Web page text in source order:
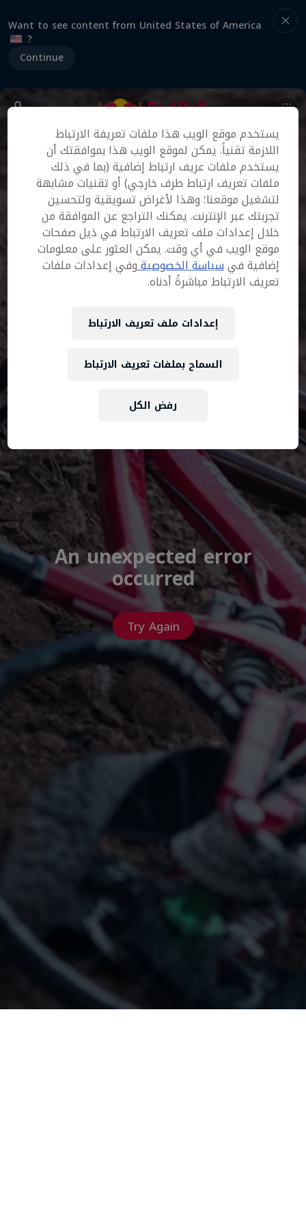
Want to see content from United States of America
?
Continue
An unexpected error
occurred
Try Again
يستخدم موقع الويب هذا ملفات تعريفة الارتباط
اللازمة تقنياً. يمكن لموقع الويب هذا بموافقتك أن
يستخدم ملفات عريف ارتباط إضافية (بما في ذلك
ملفات تعريف ارتباط طرف خارجي) أو تقنيات مشابهة
لتشغيل موقعنا؛ وهذا لأغراض تسويقية ولتحسين
تجربتك عبر الإنترنت. يمكنك التراجع عن الموافقة من
خلال إعدادات ملف تعريف الارتباط في ذيل صفحات
موقع الويب في أي وقت. يمكن العثور على معلومات
إضافية فيسياسة الخصوصيةوفي إعدادات ملفات
تعريف الارتباط مباشرةً أدناه.
إعدادات ملف تعريف الارتباط
رفض الكل
السماح بملفات تعريف الارتباط